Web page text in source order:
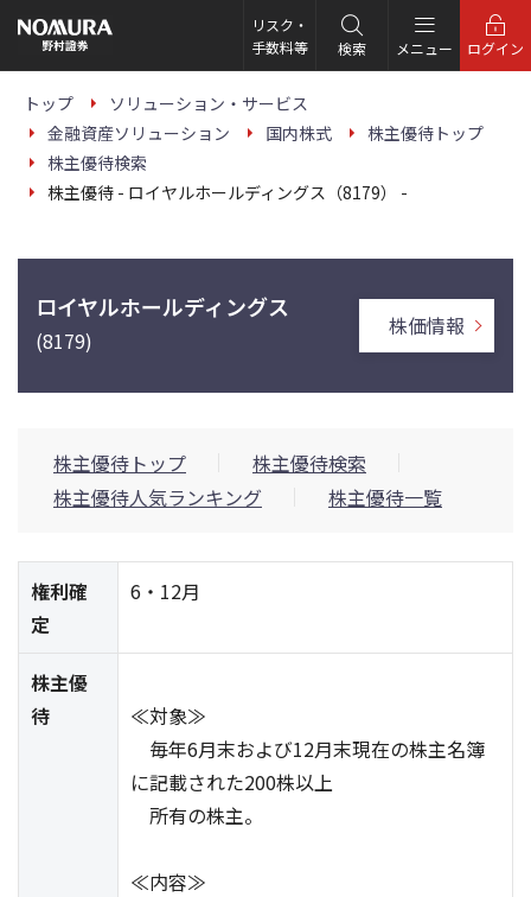
の
ー
リスク・
手数料等
検索 メニュー ログイン
トップ
ソリューション・サービス
金融資産ソリューション
国内株式
株主優待トップ
株主優待検索
株主優待 - ロイヤルホールディングス（8179） -
ロイヤルホールディングス
(8179)
株価情報
株主優待トップ
株主優待検索
株主優待人気ランキング
株主優待一覧
権利確
定
6・12月
株主優
待
≪対象≫
毎年6月末および12月末現在の株主名簿
に記載された200株以上
所有の株主。
≪内容≫